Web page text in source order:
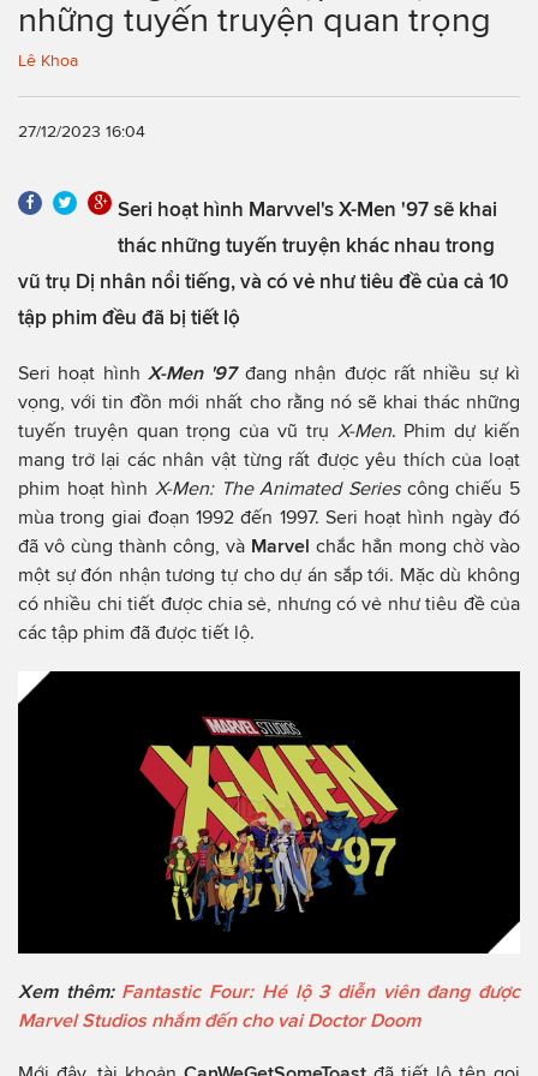
những tuyến truyện quan trọng
Lê Khoa
27/12/2023 16:04
Seri hoạt hình Marvvel's X-Men '97 sẽ khai
thác những tuyến truyện khác nhau trong
vũ trụ Dị nhân nổi tiếng, và có vẻ như tiêu đề của cả 10
tập phim đều đã bị tiết lộ
Seri hoạt hình X-Men '97đang nhận được rất nhiều sự kì
vọng, với tin đồn mới nhất cho rằng nó sẽ khai thác những
tuyến truyện quan trọng của vũ trụ X-Men. Phim dự kiến
mang trở lại các nhân vật từng rất được yêu thích của loạt
phim hoạt hình X-Men: The Animated Series công chiếu 5
mùa trong giai đoạn 1992 đến 1997. Seri hoạt hình ngày đó
đã vô cùng thành công, và Marvel chắc hẳn mong chờ vào
một sự đón nhận tương tự cho dự án sắp tới. Mặc dù không
có nhiều chi tiết được chia sẻ, nhưng có vẻ như tiêu đề của
các tập phim đã được tiết lộ.
Xem thêm: Fantastic Four: Hé lộ 3 diễn viên đang được
Marvel Studios nhắm đến cho vai Doctor Doom